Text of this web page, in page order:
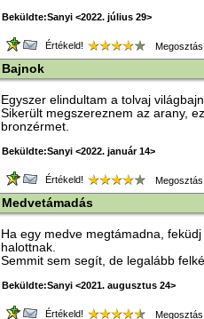
Beküldte:Sanyi <2022. július 29>
Értékeld!
Bajnok
Egyszer elindultam a tolvaj
Sikerült megszereznem az arany,
bronzérmet.
Beküldte:Sanyi <2022. január 14>
Értékeld!
Medvetámadás
Ha egy medve megtámadna,
halottnak.
Semmit sem segít, de legalább
Beküldte:Sanyi <2021. augusztus 24>
Értékeld!